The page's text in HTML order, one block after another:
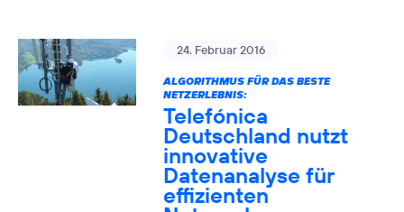
24. Februar 2016
ALGORITHMUS FÜR DAS BESTE
NETZERLEBNIS:
Telefónica
Deutschland nutzt
innovative
Datenanalyse für
effizienten